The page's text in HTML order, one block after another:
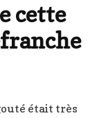
cette
était très